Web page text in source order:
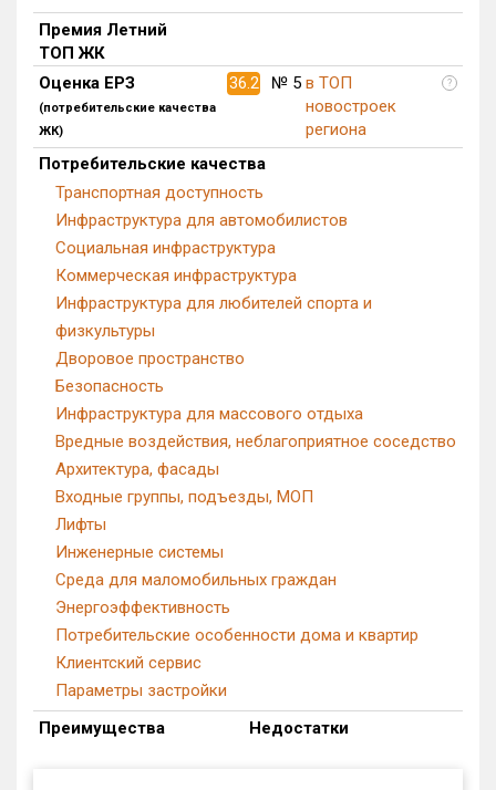
Премия Летний
ТОП ЖК
Оценка ЕРЗ
(потребительские качества
ЖК)
36.2 № 5 в ТОП
новостроек
региона
?
Потребительские качества
Транспортная доступность
Инфраструктура для автомобилистов
Социальная инфраструктура
Коммерческая инфраструктура
Инфраструктура для любителей спорта и
физкультуры
Дворовое пространство
Безопасность
Инфраструктура для массового отдыха
Вредные воздействия, неблагоприятное соседство
Архитектура, фасады
Входные группы, подъезды, МОП
Лифты
Инженерные системы
Среда для маломобильных граждан
Энергоэффективность
Потребительские особенности дома и квартир
Клиентский сервис
Параметры застройки
Преимущества
Недостатки